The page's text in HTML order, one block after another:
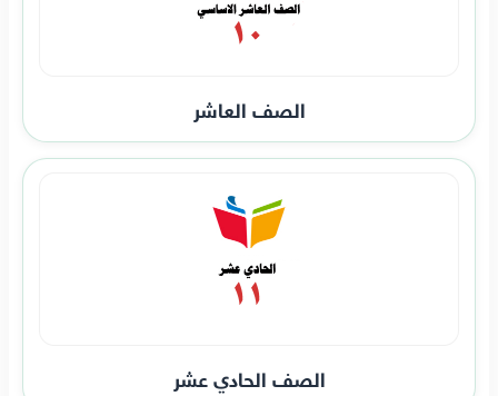
الصف العاشر
الصف الحادي عشر